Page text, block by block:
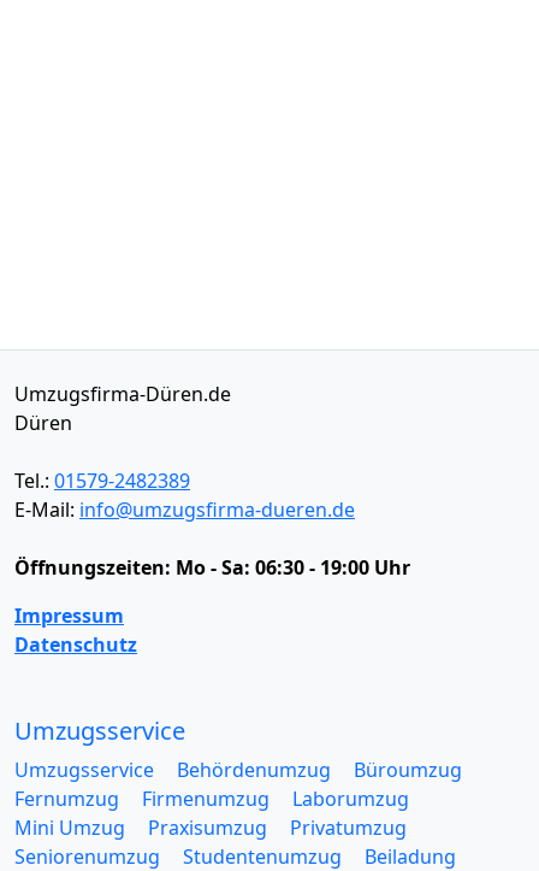
Umzugsfirma-Düren.de
Düren
Tel.: 01579-2482389
E-Mail: info@umzugsfirma-dueren.de
Öffnungszeiten: Mo - Sa: 06:30 - 19:00 Uhr
Impressum
Datenschutz
Umzugsservice
Umzugsservice Behördenumzug
Büroumzug
Fernumzug
Firmenumzug
Laborumzug
Mini Umzug
Praxisumzug
Privatumzug
Seniorenumzug
Studentenumzug
Beiladung